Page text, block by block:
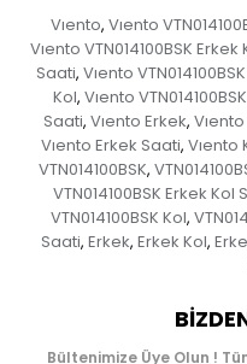
Vıento, Vıento
Vıento VTN014100BSK Erkek
Saati, Vıento
Kol, Vıento
Saati, Vıento Erkek,
Vıento Erkek Saati, Vıento
VTN014100BSK,
VTN014100BSK Erkek Kol
VTN014100BSK Kol,
Saati, Erkek, Erkek Kol,
Bültenimize Üye Olun !